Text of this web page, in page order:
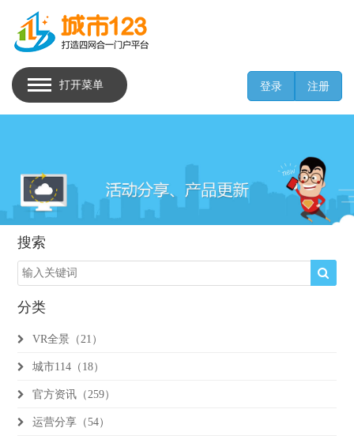
打开菜单 登录 注册
搜索
分类
VR全景（21）
城市114（18）
官方资讯（259）
运营分享（54）